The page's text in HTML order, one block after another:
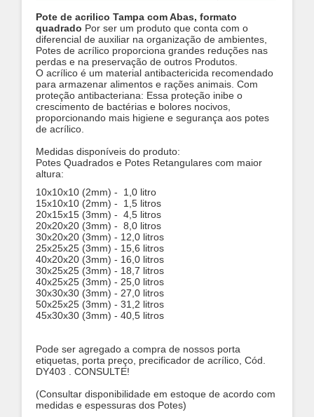
Pote de acrilico Tampa com Abas, formato
quadrado Por ser um produto que conta com o
diferencial de auxiliar na organização de ambientes,
Potes de acrílico proporciona grandes reduções nas
perdas e na preservação de outros Produtos.
O acrílico é um material antibactericida recomendado
para armazenar alimentos e rações animais. Com
proteção antibacteriana: Essa proteção inibe o
crescimento de bactérias e bolores nocivos,
proporcionando mais higiene e segurança aos potes
de acrílico.
Medidas disponíveis do produto:
Potes Quadrados e Potes Retangulares com maior
altura:
10x10x10 (2mm) - 1,0 litro
15x10x10 (2mm) - 1,5 litros
20x15x15 (3mm) - 4,5 litros
20x20x20 (3mm) - 8,0 litros
30x20x20 (3mm) - 12,0 litros
25x25x25 (3mm) - 15,6 litros
40x20x20 (3mm) - 16,0 litros
30x25x25 (3mm) - 18,7 litros
40x25x25 (3mm) - 25,0 litros
30x30x30 (3mm) - 27,0 litros
50x25x25 (3mm) - 31,2 litros
45x30x30 (3mm) - 40,5 litros
Pode ser agregado a compra de nossos porta
etiquetas, porta preço, precificador de acrílico, Cód.
DY403 . CONSULTE!
(Consultar disponibilidade em estoque de acordo com
medidas e espessuras dos Potes)